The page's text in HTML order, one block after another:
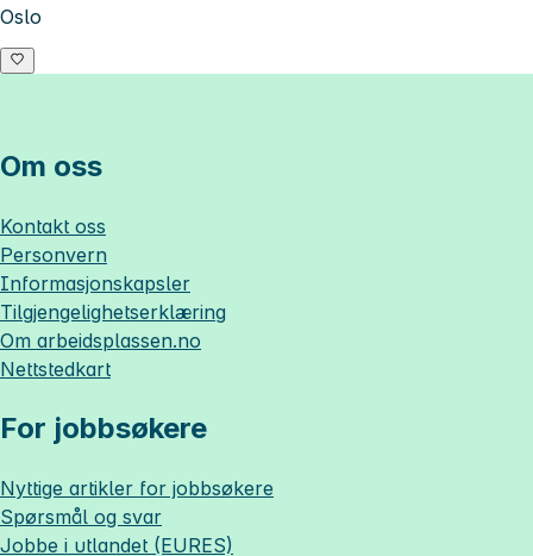
Oslo
Om oss
Kontakt oss
Personvern
Informasjonskapsler
Tilgjengelighetserklæring
Om arbeidsplassen.no
Nettstedkart
For jobbsøkere
Nyttige artikler for jobbsøkere
Spørsmål og svar
Jobbe i utlandet (EURES)